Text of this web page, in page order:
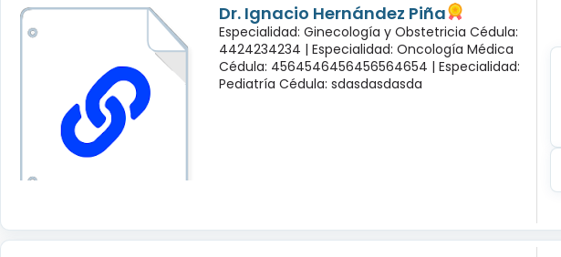
Dr. Ignacio Hernández Piña
Especialidad: Ginecología y Obstetricia Cédula:
4424234234 | Especialidad: Oncología Médica
Cédula: 4564546456456564654 | Especialidad:
Pediatría Cédula: sdasdasdasda